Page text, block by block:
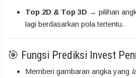
Top 2D & Top 3D → pilihan
lagi berdasarkan pola tertentu.
🎯 Fungsi Prediksi Invest
Memberi gambaran angka yang